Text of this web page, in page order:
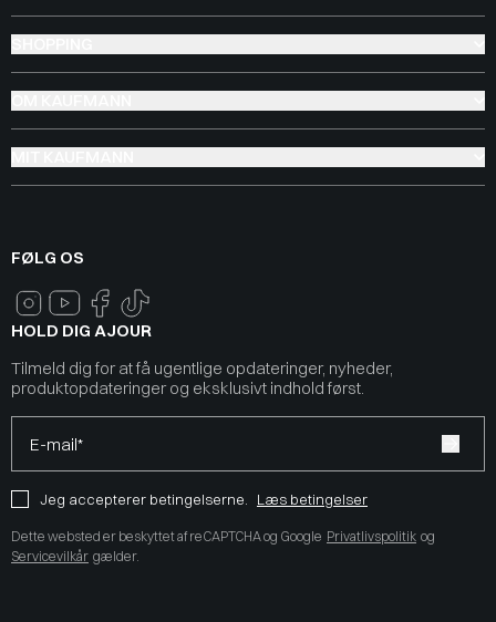
FØLG OS
HOLD DIG AJOUR
Tilmeld dig for at få ugentlige opdateringer, nyheder,
produktopdateringer og eksklusivt indhold først.
E-mail*
Jeg accepterer betingelserne. Læs betingelser
Dette websted er beskyttet af reCAPTCHA og Google Privatlivspolitik og
Servicevilkår gælder.